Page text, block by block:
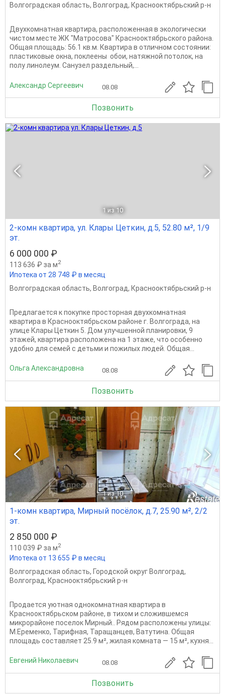
Волгоградская область, Волгоград, Краснооктябрьский р-н
Двухкомнатная квартира, расположенная в экологически
чистом месте ЖК "Матросова" Краснооктябрьского района.
Общая площадь: 56.1 кв.м. Квартира в отличном состоянии:
пластиковые окна, поклеены обои, натяжной потолок, на
полу линолеум. Санузел раздельный,...
Александр Сергеевич 08.08
Позвонить
1 из 10
2-комн квартира, ул. Клары Цеткин, д.5, 52.80 м², 1/9
эт.
6 000 000 ₽
113 636 ₽ за м2
Ипотека от 28 748 ₽ в месяц
Волгоградская область, Волгоград, Краснооктябрьский р-н
Предлагается к покупке просторная двухкомнатная
квартира в Краснооктябрьском районе г. Волгограда, на
улице Клары Цеткин 5. Дом улучшенной планировки, 9
этажей, квартира расположена на 1 этаже, что особенно
удобно для семей с детьми и пожилых людей. Общая...
Ольга Александровна 08.08
Позвонить
1 из 10
1-комн квартира, Мирный посёлок, д.7, 25.90 м², 2/2
эт.
2 850 000 ₽
110 039 ₽ за м2
Ипотека от 13 655 ₽ в месяц
Волгоградская область, Городской округ Волгоград,
Волгоград, Краснооктябрьский р-н
Продается уютная однокомнатная квартира в
Краснооктябрьском районе, в тихом и сложившемся
микрорайоне поселок Мирный.. Рядом расположены улицы:
М.Еременко, Тарифная, Таращанцев, Ватутина. Общая
площадь составляет 25.9 м², жилая комната — 15 м², кухня...
Евгений Николаевич 08.08
Позвонить